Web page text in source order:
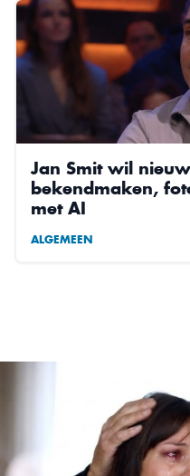
Jan Smit wil
bekendmaken,
met AI
ALGEMEEN